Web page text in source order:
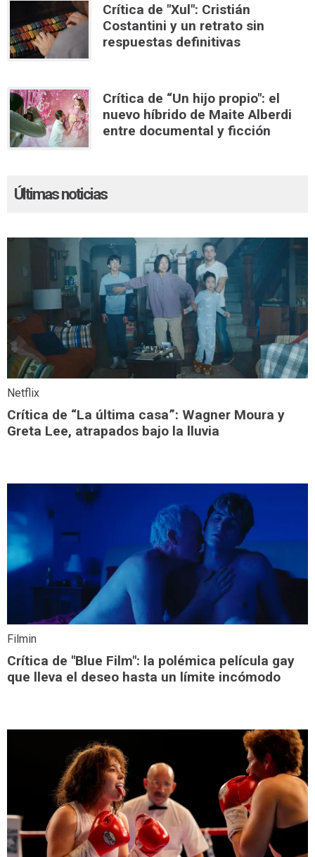
Crítica de "Xul": Cristián
Costantini y un retrato sin
respuestas definitivas
Crítica de “Un hijo propio": el
nuevo híbrido de Maite Alberdi
entre documental y ficción
Últimas noticias
Netflix
Crítica de “La última casa”: Wagner Moura y
Greta Lee, atrapados bajo la lluvia
Filmin
Crítica de "Blue Film": la polémica película gay
que lleva el deseo hasta un límite incómodo